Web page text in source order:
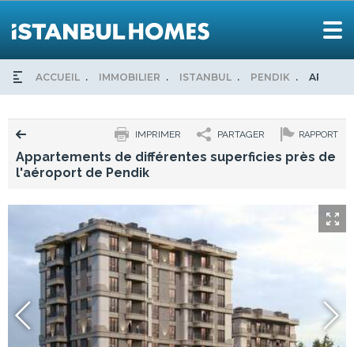
ACCUEIL IMMOBILIER ISTANBUL PENDIK
RAPPORT
PARTAGER
IMPRIMER
Appartements de différentes superficies près de
l'aéroport de Pendik